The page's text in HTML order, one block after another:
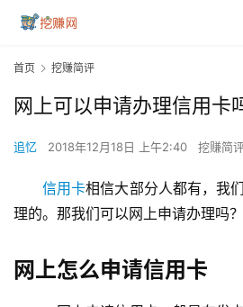
首页 挖赚简评
网上可以申请办理信用卡
追忆 2018年12月18日 上午2:40 挖赚简
信用卡相信大部分人都有，我
理的。那我们可以网上申请办理吗？
网上怎么申请信用卡